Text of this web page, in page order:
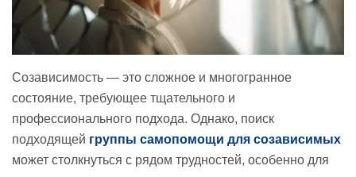
Созависимость — это сложное и многогранное
состояние, требующее тщательного и
профессионального подхода. Однако, поиск
подходящей группы самопомощи для созависимых
может столкнуться с рядом трудностей, особенно для